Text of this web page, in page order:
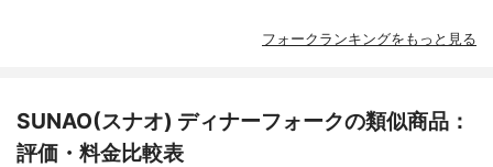
フォークランキングをもっと見る
SUNAO(スナオ) ディナーフォークの類似商品：
評価・料金比較表